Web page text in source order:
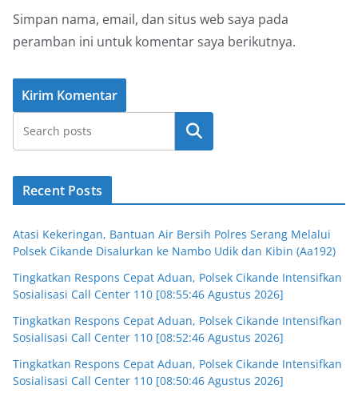
Simpan nama, email, dan situs web saya pada
peramban ini untuk komentar saya berikutnya.
Cari
Recent Posts
Atasi Kekeringan, Bantuan Air Bersih Polres Serang Melalui
Polsek Cikande Disalurkan ke Nambo Udik dan Kibin (Aa192)
Tingkatkan Respons Cepat Aduan, Polsek Cikande Intensifkan
Sosialisasi Call Center 110 [08:55:46 Agustus 2026]
Tingkatkan Respons Cepat Aduan, Polsek Cikande Intensifkan
Sosialisasi Call Center 110 [08:52:46 Agustus 2026]
Tingkatkan Respons Cepat Aduan, Polsek Cikande Intensifkan
Sosialisasi Call Center 110 [08:50:46 Agustus 2026]